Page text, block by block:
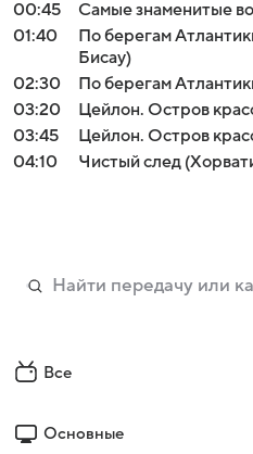
00:45
Самые знаменитые
01:40
По берегам
Бисау)
02:30
По берегам
03:20
Цейлон. Остров
03:45
Цейлон. Остров
04:10
Чистый след
Все
Основные